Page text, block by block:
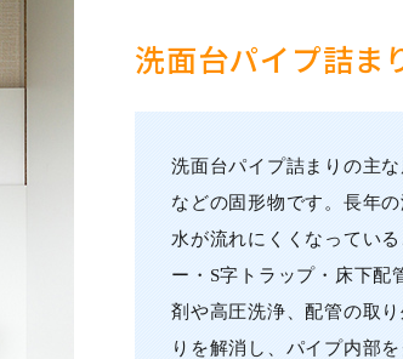
洗面台パイプ詰ま
洗面台パイプ詰まりの主
などの固形物です。長年
水が流れにくくなってい
ー・S字トラップ・床下配
剤や高圧洗浄、配管の取
りを解消し、パイプ内部